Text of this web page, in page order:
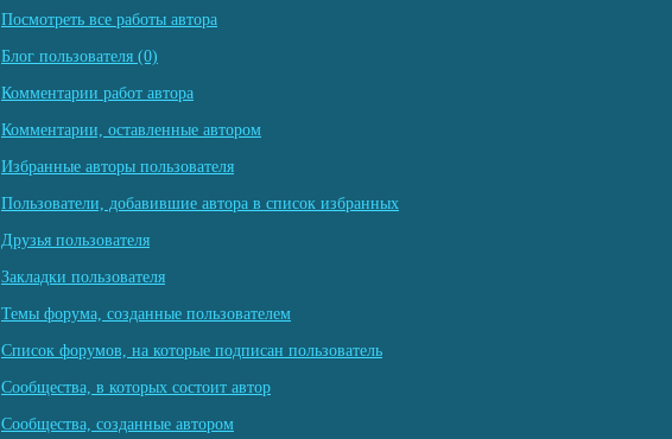
Посмотреть все работы автора
Блог пользователя (0)
Комментарии работ автора
Комментарии, оставленные автором
Избранные авторы пользователя
Пользователи, добавившие автора в список избранных
Друзья пользователя
Закладки пользователя
Темы форума, созданные пользователем
Список форумов, на которые подписан пользователь
Сообщества, в которых состоит автор
Сообщества, созданные автором